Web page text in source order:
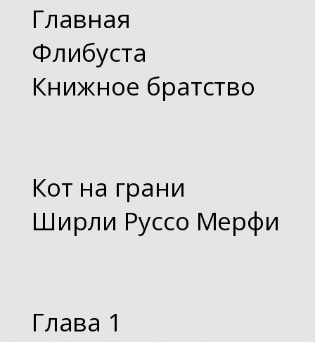
Главная
Флибуста
Книжное братство
Кот на грани
Ширли Руссо Мерфи
Глава 1